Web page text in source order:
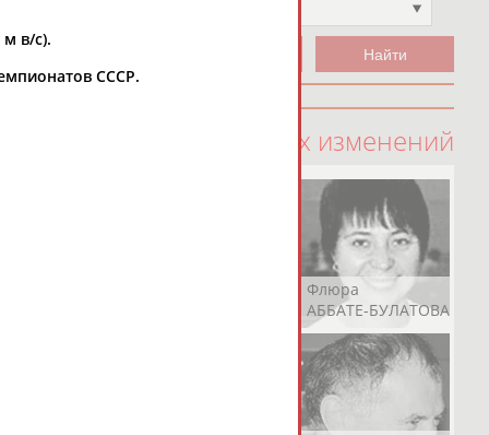
100 последних изменений
Флюра
АББАТЕ-БУЛАТОВА
м в/с).
СССР.